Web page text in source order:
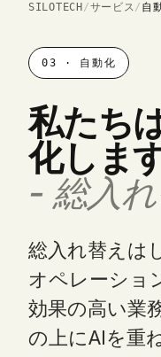
SILOTECH /サービス/ 自
03 · 自動化
私たち
化しま
- 総入れ
総入れ替えは
オペレーショ
効果の高い業
の上にAIを重